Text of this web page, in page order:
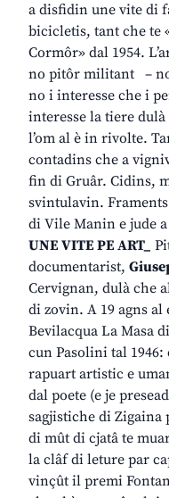
a disfidin une vite di
bicicletis, tant che te
Cormôr» dal 1954.
no pitôr militant –
no i interesse che i
interesse la tiere
l’om al è in rivolte.
contadins che a
fin di Gruâr. Cidins,
svintulavin.
di Vile Manin e jude
UNE VITE PE ART_
documentarist,
Cervignan, dulà che
di zovin. A 19 agns al
Bevilacqua La Masa
cun Pasolini tal
rapuart artistic e
dal poete (e je
sagjistiche di Zigaina
di mût di cjatâ te
la clâf di leture par
vinçût il premi